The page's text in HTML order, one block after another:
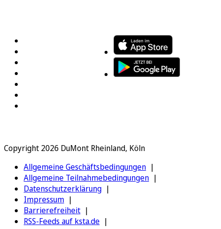
Copyright 2026 DuMont Rheinland, Köln
Allgemeine Geschäftsbedingungen
Allgemeine Teilnahmebedingungen
Datenschutzerklärung
Impressum
Barrierefreiheit
RSS-Feeds auf ksta.de